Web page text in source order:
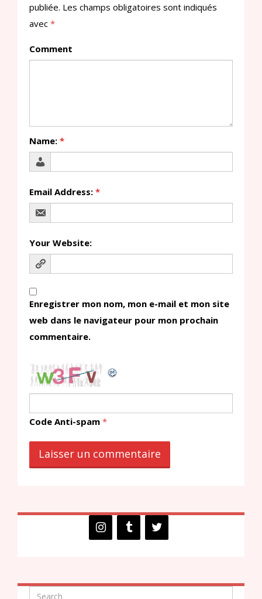
publiée. Les champs obligatoires sont indiqués
avec *
Comment
Name: *
Email Address: *
Your Website:
Enregistrer mon nom, mon e-mail et mon site
web dans le navigateur pour mon prochain
commentaire.
Code Anti-spam *